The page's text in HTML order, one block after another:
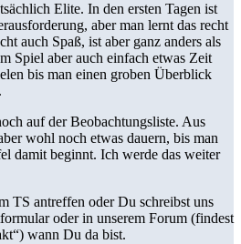
Elite. In den ersten Tagen ist
aber man lernt das recht
auch Spaß, ist aber ganz anders als
Spiel aber auch einfach etwas Zeit
bis man einen groben Überblick
auf der Beobachtungsliste. Aus
wohl noch etwas dauern, bis man
damit beginnt. Ich werde das weiter
TS antreffen oder Du schreibst uns
oder in unserem Forum (findest
wann Du da bist.